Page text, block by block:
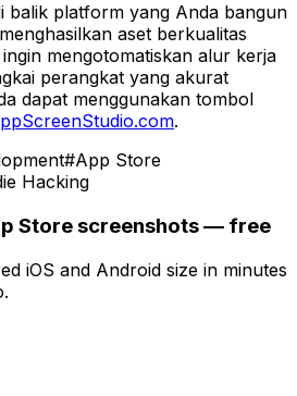
balik platform yang Anda bangun
aset berkualitas
mengotomatiskan alur kerja
perangkat yang akurat
dapat menggunakan tombol
.
#App Store
Hacking
Store screenshots — free
iOS and Android size in minutes